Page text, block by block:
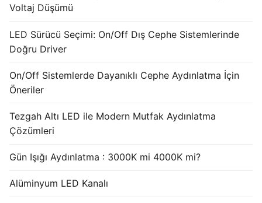
Voltaj Düşümü
LED Sürücü Seçimi: On/Off Dış Cephe Sistemlerinde
Doğru Driver
On/Off Sistemlerde Dayanıklı Cephe Aydınlatma İçin
Öneriler
Tezgah Altı LED ile Modern Mutfak Aydınlatma
Çözümleri
Gün Işığı Aydınlatma : 3000K mi 4000K mi?
Alüminyum LED Kanalı